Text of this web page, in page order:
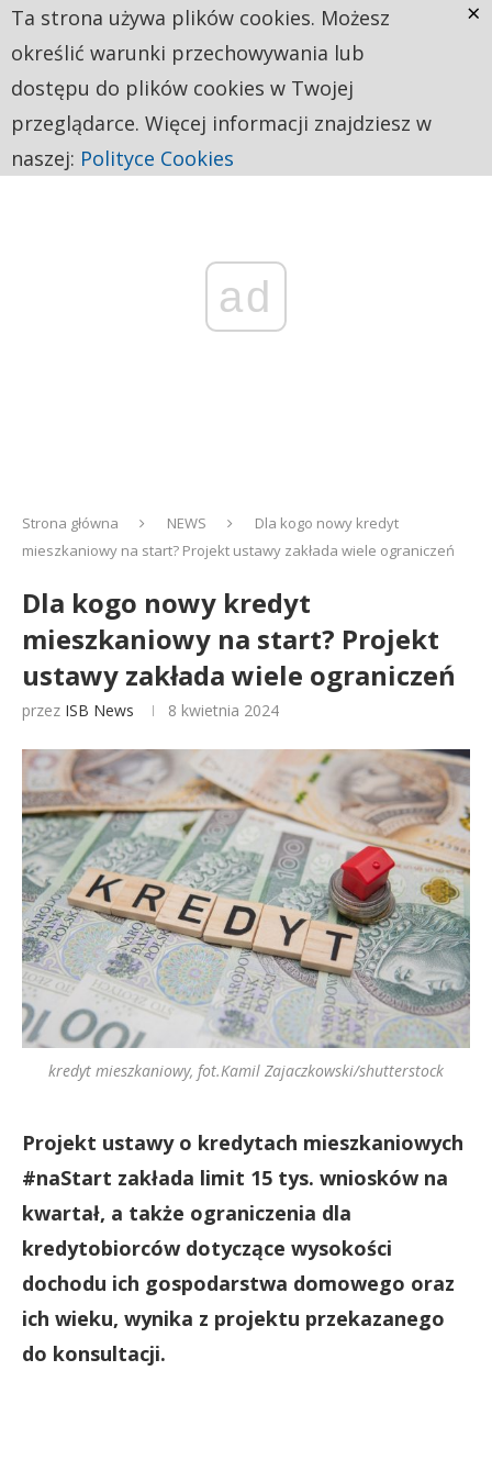
ad
Strona główna NEWS
Dla kogo nowy kredyt
mieszkaniowy na start? Projekt ustawy zakłada wiele ograniczeń
Dla kogo nowy kredyt
mieszkaniowy na start? Projekt
ustawy zakłada wiele ograniczeń
przez ISB News 8 kwietnia 2024
kredyt mieszkaniowy, fot.Kamil Zajaczkowski/shutterstock
Projekt ustawy o kredytach mieszkaniowych
#naStart zakłada limit 15 tys. wniosków na
kwartał, a także ograniczenia dla
kredytobiorców dotyczące wysokości
dochodu ich gospodarstwa domowego oraz
ich wieku, wynika z projektu przekazanego
do konsultacji.
Ta strona używa plików cookies. Możesz
określić warunki przechowywania lub
dostępu do plików cookies w Twojej
przeglądarce. Więcej informacji znajdziesz w
naszej: Polityce Cookies
×